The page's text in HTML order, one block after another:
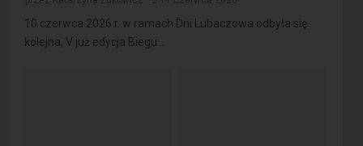
10 czerwca 2026 r. w ramach Dni Lubaczowa odbyła się
kolejna, V już edycja Biegu...